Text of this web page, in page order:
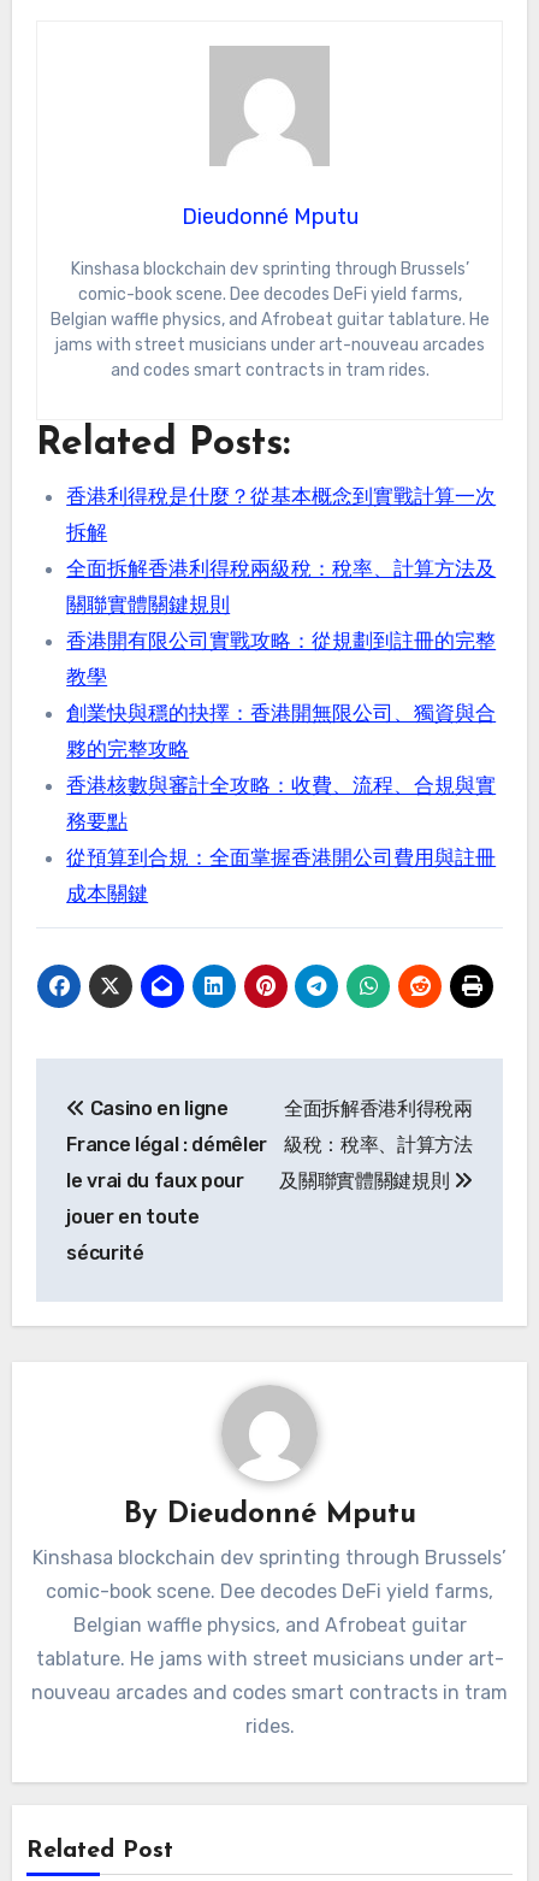
Dieudonné Mputu
Kinshasa blockchain dev sprinting through Brussels’
comic-book scene. Dee decodes DeFi yield farms,
Belgian waffle physics, and Afrobeat guitar tablature. He
jams with street musicians under art-nouveau arcades
and codes smart contracts in tram rides.
Related Posts:
香港利得稅是什麼？從基本概念到實戰計算一次
拆解
全面拆解香港利得稅兩級稅：稅率、計算方法及
關聯實體關鍵規則
香港開有限公司實戰攻略：從規劃到註冊的完整
教學
創業快與穩的抉擇：香港開無限公司、獨資與合
夥的完整攻略
香港核數與審計全攻略：收費、流程、合規與實
務要點
從預算到合規：全面掌握香港開公司費用與註冊
成本關鍵
navigation
Casino en ligne
France légal : démêler
le vrai du faux pour
jouer en toute
sécurité
全面拆解香港利得稅兩
級稅：稅率、計算方法
及關聯實體關鍵規則
By Dieudonné Mputu
Kinshasa blockchain dev sprinting through Brussels’
comic-book scene. Dee decodes DeFi yield farms,
Belgian waffle physics, and Afrobeat guitar
tablature. He jams with street musicians under art-
nouveau arcades and codes smart contracts in tram
rides.
Related Post